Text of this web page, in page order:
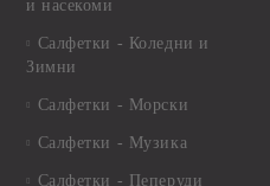
и насекоми
Салфетки - Коледни и
Зимни
Салфетки - Морски
Салфетки - Музика
Салфетки - Пеперуди